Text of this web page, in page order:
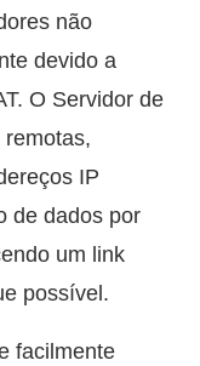
não
devido a
O Servidor de
IP
de dados por
um link
possível.
facilmente